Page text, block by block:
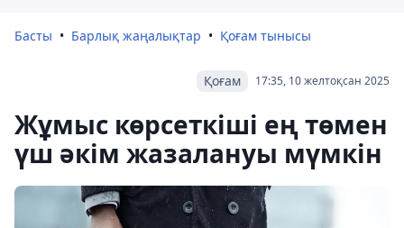
Басты Барлық жаңалықтар Қоғам тынысы
17:35, 10 желтоқсан 2025
Қоғам
Жұмыс көрсеткіші ең төмен
үш әкім жазалануы мүмкін